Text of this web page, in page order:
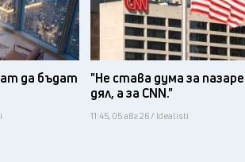
да бъдат
"Не става дума за
дял, а за CNN."
11:45, 05 авг 26 / Idealisti